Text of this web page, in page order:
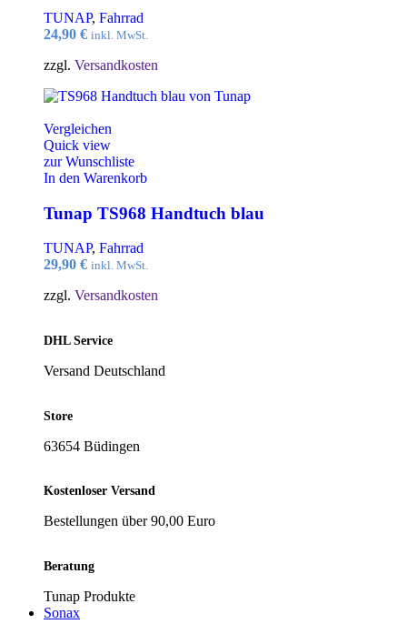
TUNAP, Fahrrad
24,90 € inkl. MwSt.
zzgl. Versandkosten
Vergleichen
Quick view
zur Wunschliste
In den Warenkorb
Tunap TS968 Handtuch blau
TUNAP, Fahrrad
29,90 € inkl. MwSt.
zzgl. Versandkosten
DHL Service
Versand Deutschland
Store
63654 Büdingen
Kostenloser Versand
Bestellungen über 90,00 Euro
Beratung
Tunap Produkte
Sonax